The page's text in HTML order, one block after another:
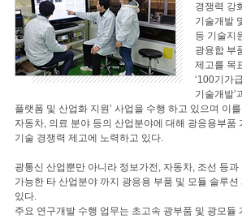
경쟁력 강
기술개발
등 기술지
광융합 부
제고를 목
‘100기가
기술개발’
플랫폼 및 산업화 지원’ 사업을 수행 하고 있으며 이
자동차, 의료 분야 등의 산업분야에 대해 광응용부품
기술 경쟁력 제고에 노력하고 있다.
광통신 산업뿐만 아니라 정보가전, 자동차, 조선 등과
가능한 타 산업분야 까지 광응용 부품 및 모듈 솔루션
있다.
주요 연구개발 수행 업무는 초고속 광부품 및 광모듈